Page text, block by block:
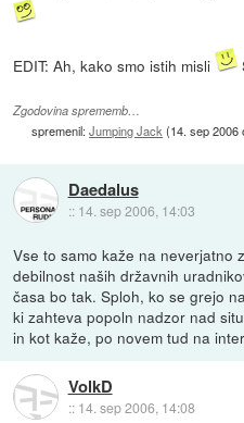
EDIT: Ah, kako smo istih misli
Zgodovina sprememb…
spremenil:Jumping Jack (14. sep 2006
Daedalus
:: 14. sep 2006, 14:03
Vse to samo kaže na neverjatno
debilnost naših državnih
časa bo tak. Sploh, ko se grejo
ki zahteva popoln nadzor nad
in kot kaže, po novem tud na
VolkD
:: 14. sep 2006, 14:08